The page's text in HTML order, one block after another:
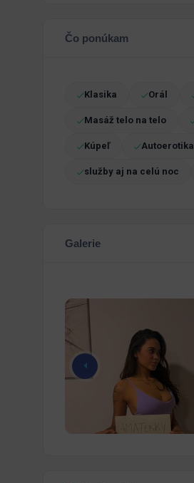
Čo ponúkam
Klasika Orál
Masáž telo na telo
Kúpeľ Autoerotika
služby aj na celú noc
Galerie